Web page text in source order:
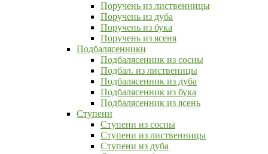
Поручень из лиственницы
Поручень из дуба
Поручень из бука
Поручень из ясеня
Подбалясенники
Подбалясенник из сосны
Подбал. из лиственицы
Подбалясенник из дуба
Подбалясенник из бука
Подбалясенник из ясень
Ступени
Ступени из сосны
Ступени из лиственницы
Ступени из дуба